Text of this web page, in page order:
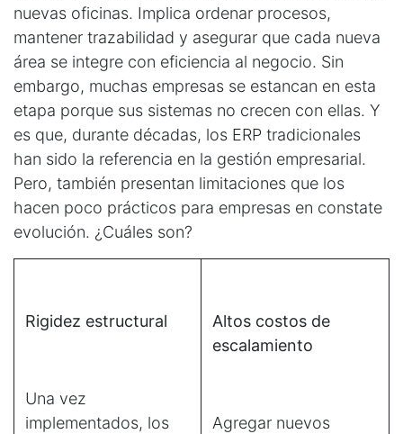
nuevas oficinas. Implica ordenar procesos,
mantener trazabilidad y asegurar que cada nueva
área se integre con eficiencia al negocio. Sin
embargo, muchas empresas se estancan en esta
etapa porque sus sistemas no crecen con ellas. Y
es que, durante décadas, los ERP tradicionales
han sido la referencia en la gestión empresarial.
Pero, también presentan limitaciones que los
hacen poco prácticos para empresas en constate
evolución. ¿Cuáles son?
Rigidez estructural
Una vez
implementados, los
Altos costos de
escalamiento
Agregar nuevos